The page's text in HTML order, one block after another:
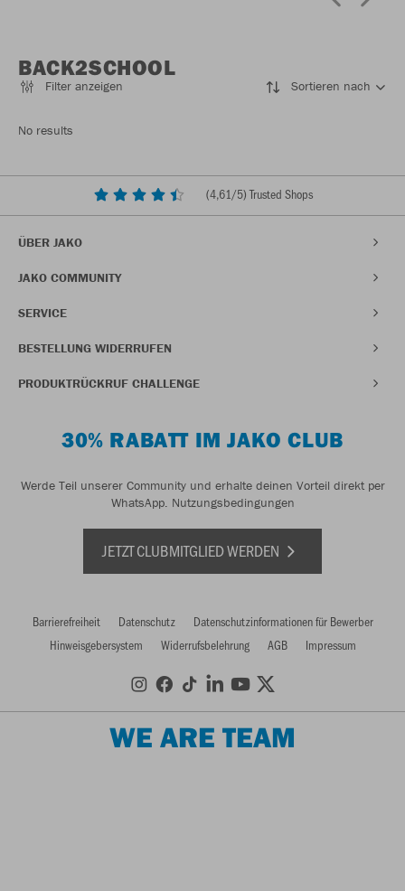
BACK2SCHOOL
Filter anzeigen Sortieren nach
No results
(4,61/5) Trusted Shops
ÜBER JAKO
JAKO COMMUNITY
SERVICE
BESTELLUNG WIDERRUFEN
PRODUKTRÜCKRUF CHALLENGE
30% RABATT IM JAKO CLUB
Werde Teil unserer Community und erhalte deinen Vorteil direkt per
WhatsApp. Nutzungsbedingungen
JETZT CLUBMITGLIED WERDEN
Barrierefreiheit Datenschutz
Datenschutzinformationen für Bewerber
Hinweisgebersystem
Widerrufsbelehrung AGB Impressum
WE ARE TEAM